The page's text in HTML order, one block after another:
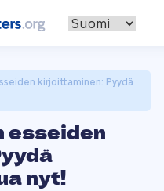
kirjoittaminen: Pyydä
esseiden
nyt!